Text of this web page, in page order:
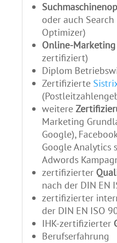
oder auch
Optimizer)
Online-
zertifiziert)
Diplom
Zertifizierte
weitere
Marketing
Google),
Google Analytics
Adwords
zertifizierter
nach der DIN EN
zertifizierter
der DIN EN ISO
IHK-zertifizierter
Berufserfahrung